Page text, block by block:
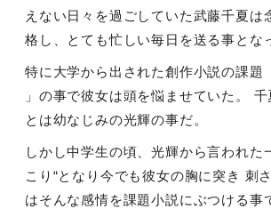
えない⽇々を過ごしていた武藤千夏は
格し、とても忙しい毎⽇を送る事とな
特に⼤学から出された創作⼩説の課題
」の事で彼⼥は頭を悩ませていた。
とは幼なじみの光輝の事だ。
しかし中学⽣の頃、光輝から⾔われた
こり “となり今でも彼⼥の胸に突き 刺
はそんな感情を課題⼩説にぶつける事